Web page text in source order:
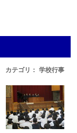
カテゴリ： 学校行事